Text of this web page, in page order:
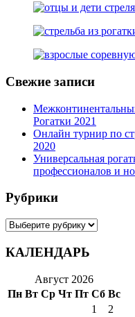
Свежие записи
Рогатки 2021
Онлайн турнир по
2020
Универсальная
профессионалов и
Рубрики
Рубрики
КАЛЕНДАРЬ
Август 2026
Пн Вт Ср Чт Пт Сб Вс
1
2